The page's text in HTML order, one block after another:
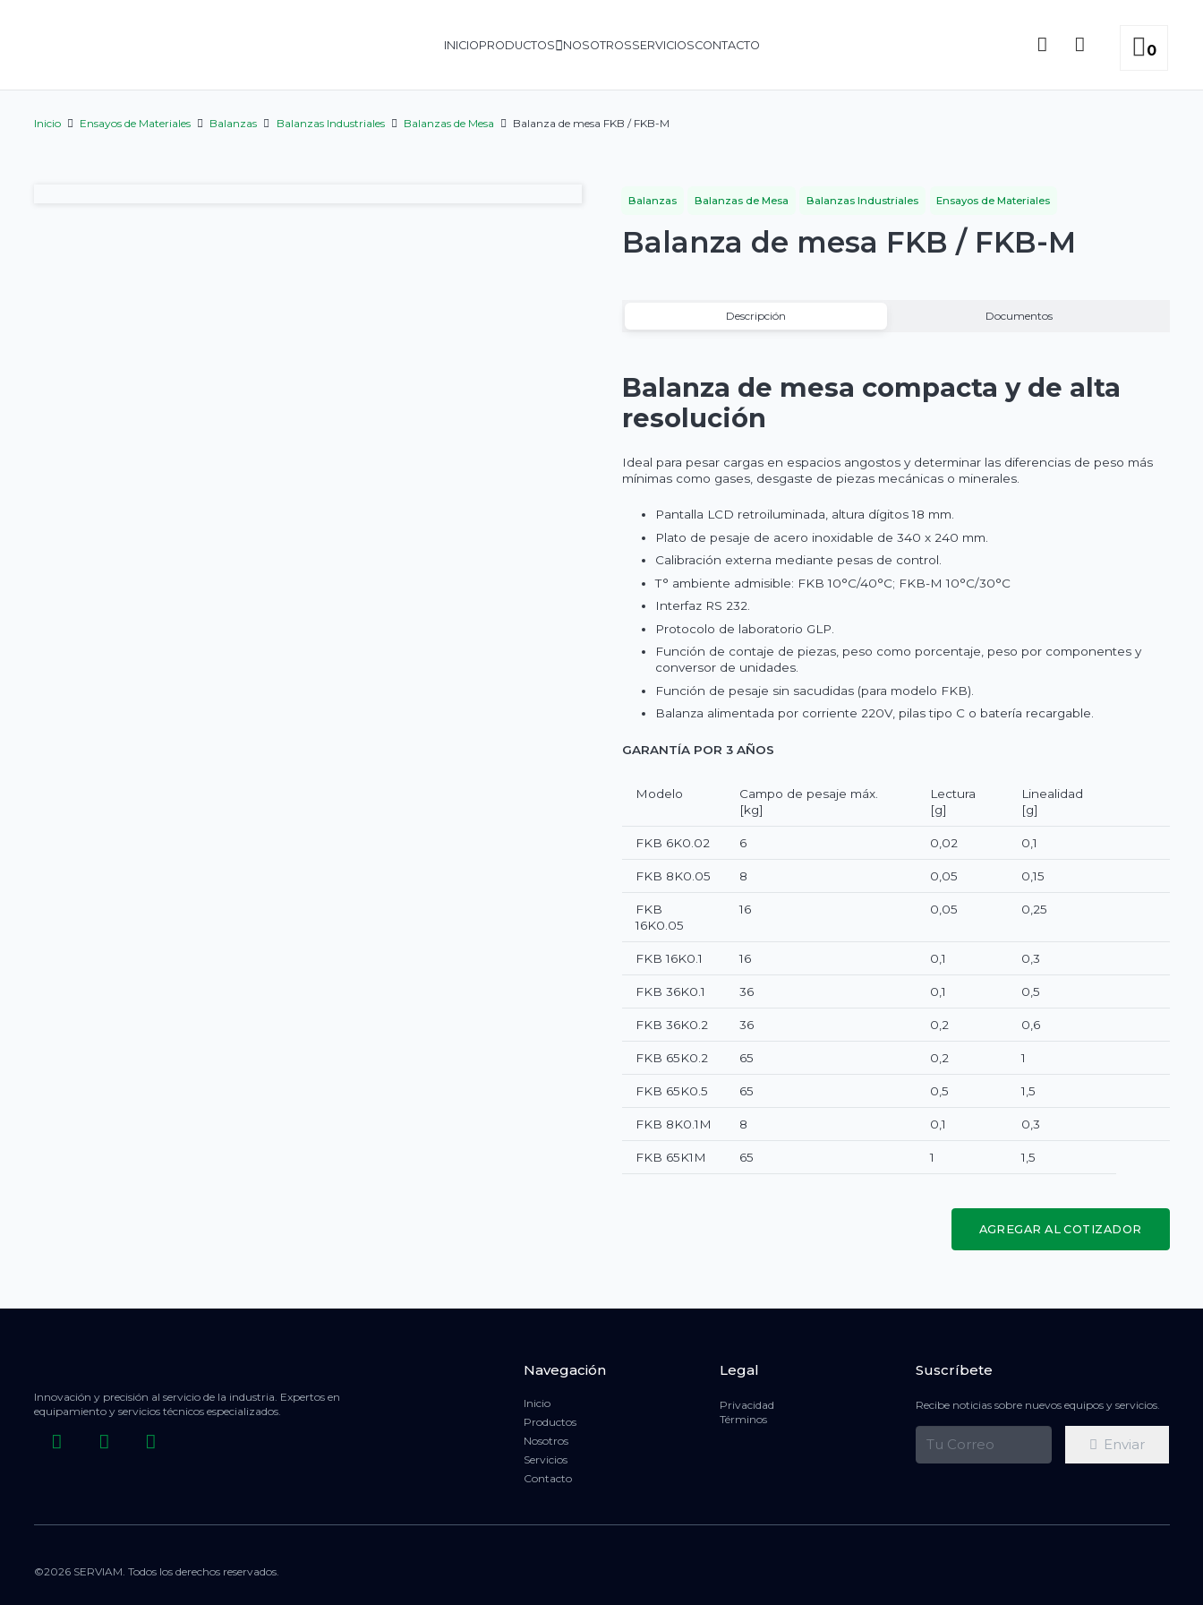
INICIOPRODUCTOS NOSOTROSSERVICIOSCONTACTO 0
Inicio Ensayos de Materiales Balanzas Balanzas Industriales Balanzas de Mesa Balanza de mesa FKB / FKB-M
Balanzas Balanzas de Mesa Balanzas Industriales Ensayos de Materiales
Balanza de mesa FKB / FKB-M
Descripción Documentos
Balanza de mesa compacta y de alta
resolución
Ideal para pesar cargas en espacios angostos y determinar las diferencias de peso más
mínimas como gases, desgaste de piezas mecánicas o minerales.
Pantalla LCD retroiluminada, altura dígitos 18 mm.
Plato de pesaje de acero inoxidable de 340 x 240 mm.
Calibración externa mediante pesas de control.
T° ambiente admisible: FKB 10°C/40°C; FKB-M 10°C/30°C
Interfaz RS 232.
Protocolo de laboratorio GLP.
Función de contaje de piezas, peso como porcentaje, peso por componentes y
conversor de unidades.
Función de pesaje sin sacudidas (para modelo FKB).
Balanza alimentada por corriente 220V, pilas tipo C o batería recargable.
GARANTÍA POR 3 AÑOS
Modelo
Campo de pesaje máx.
[kg]
Lectura
[g]
Linealidad
[g]
FKB 6K0.02 6 0,02 0,1
FKB 8K0.05 8 0,05 0,15
FKB
16K0.05
16 0,05 0,25
FKB 16K0.1 16 0,1 0,3
FKB 36K0.1 36 0,1 0,5
FKB 36K0.2 36 0,2 0,6
FKB 65K0.2 65 0,2 1
FKB 65K0.5 65 0,5 1,5
FKB 8K0.1M 8 0,1 0,3
FKB 65K1M 65 1 1,5
AGREGAR AL COTIZADOR
Innovación y precisión al servicio de la industria. Expertos en
equipamiento y servicios técnicos especializados.
Navegación
Inicio
Productos
Nosotros
Servicios
Contacto
Legal
Privacidad
Términos
Suscríbete
Recibe noticias sobre nuevos equipos y servicios.
Enviar
©2026 SERVIAM. Todos los derechos reservados.